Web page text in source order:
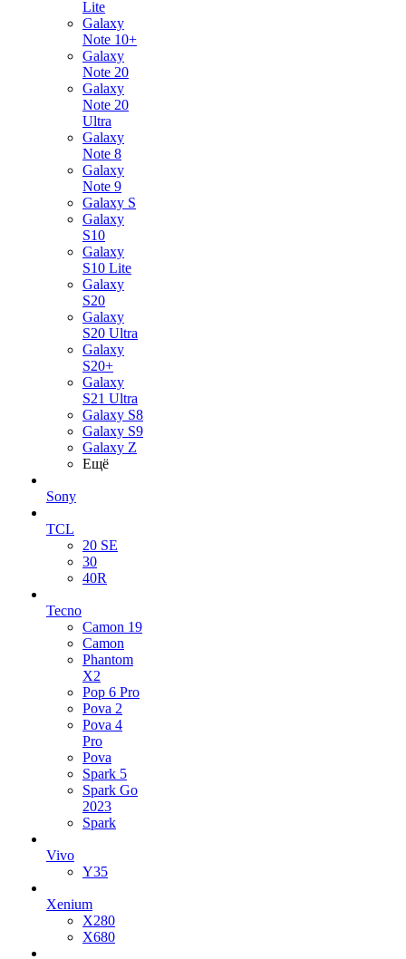
Lite
Galaxy
Note 10+
Galaxy
Note 20
Galaxy
Note 20
Ultra
Galaxy
Note 8
Galaxy
Note 9
Galaxy S
Galaxy
S10
Galaxy
S10 Lite
Galaxy
S20
Galaxy
S20 Ultra
Galaxy
S20+
Galaxy
S21 Ultra
Galaxy S8
Galaxy S9
Galaxy Z
Ещё
Sony
TCL
20 SE
30
40R
Tecno
Camon 19
Camon
Phantom
X2
Pop 6 Pro
Pova 2
Pova 4
Pro
Pova
Spark 5
Spark Go
2023
Spark
Vivo
Y35
Xenium
X280
X680